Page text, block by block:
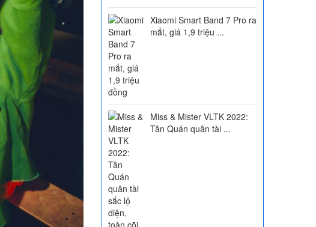
Xiaomi Smart Band 7 Pro ra
mắt, giá 1,9 triệu ...
Miss & Mister VLTK 2022:
Tân Quán quân tài ...